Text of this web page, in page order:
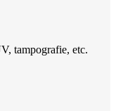
tampografie, etc.